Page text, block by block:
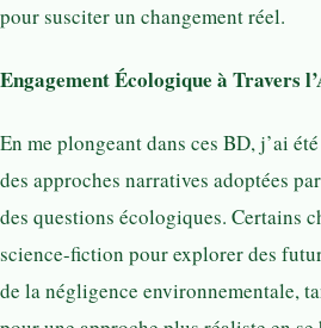
pour susciter un changement réel.
Engagement Écologique à Travers
En me plongeant dans ces BD, j’ai
des approches narratives adoptées
des questions écologiques. Certains
science-fiction pour explorer des
de la négligence environnementale,